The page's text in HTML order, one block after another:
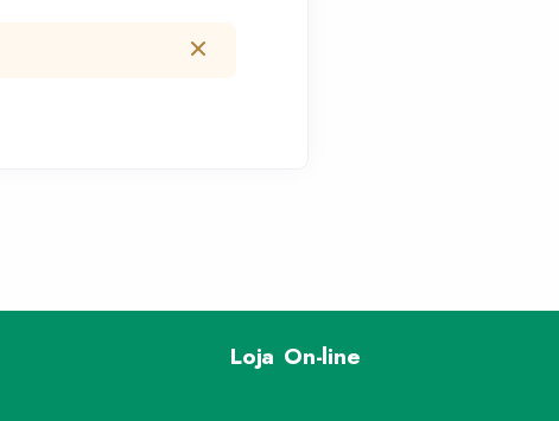
Loja On-line